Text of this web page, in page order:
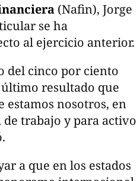
(Nafin), Jorge
se ha
al ejercicio anterior.
del cinco por ciento
último resultado que
estamos nosotros, en
trabajo y para activo
a que en los estados